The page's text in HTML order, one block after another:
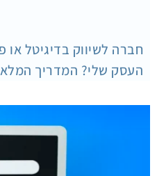
חברה לשיווק בדיגיטל או
העסק שלי? המדריך המלא